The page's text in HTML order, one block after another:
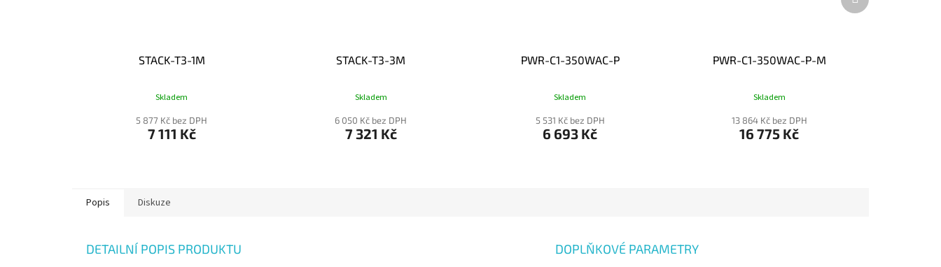
STACK-T3-1M
Skladem
5 877 Kč bez DPH
7 111 Kč
STACK-T3-3M
Skladem
6 050 Kč bez DPH
7 321 Kč
PWR-C1-350WAC-P
Skladem
5 531 Kč bez DPH
6 693 Kč
PWR-C1-350WAC-P-M
Skladem
13 864 Kč bez DPH
16 775 Kč
produkt
Popis Diskuze
DETAILNÍ POPIS PRODUKTU DOPLŇKOVÉ PARAMETRY